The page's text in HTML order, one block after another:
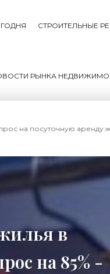
СТРОИТЕЛЬНЫЕ
РЫНКА
на посуточную аренду
в
на 85% -